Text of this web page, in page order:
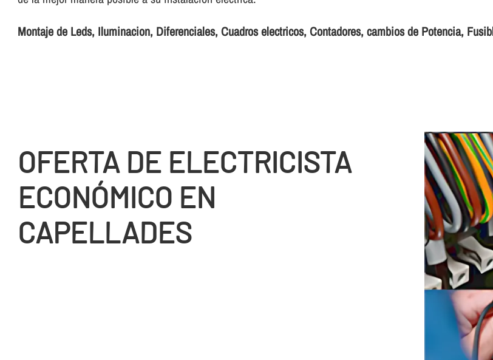
Montaje de Leds, Iluminacion, Diferenciales, Cuadros electricos, Contadores, cambios de Potencia,
OFERTA DE ELECTRICISTA
ECONÓMICO EN
CAPELLADES